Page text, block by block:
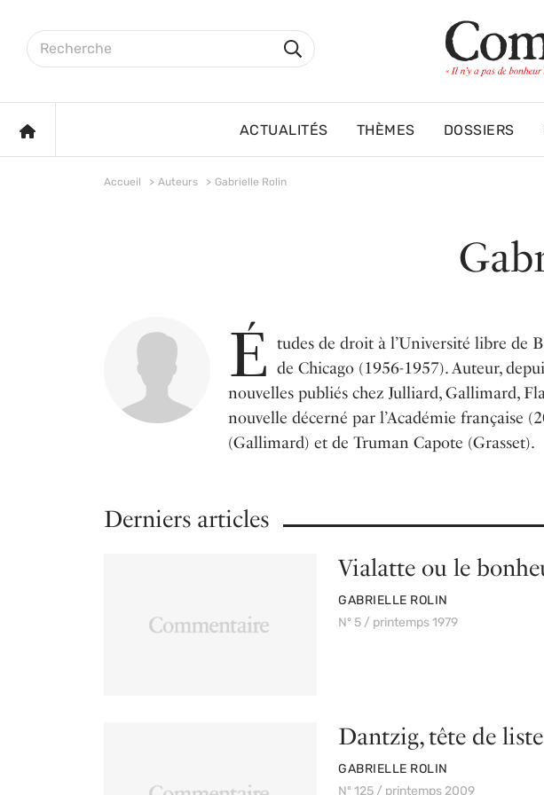
Rechercher sur le site
Rechercher
ACCUEIL ACTUALITÉS THÈMES DOSSIERS
Accueil Auteurs Gabrielle Rolin
É tudes de droit à l’Université libre de
de Chicago (1956-1957). Auteur,
nouvelles publiés chez Julliard, Gallimard,
nouvelle décerné par l’Académie française
(Gallimard) et de Truman Capote (Grasset).
Derniers articles
Vialatte ou le
PAR
GABRIELLE ROLIN
Nº 5 / printemps 1979
Dantzig, tête de
PAR
GABRIELLE ROLIN
Nº 125 / printemps 2009